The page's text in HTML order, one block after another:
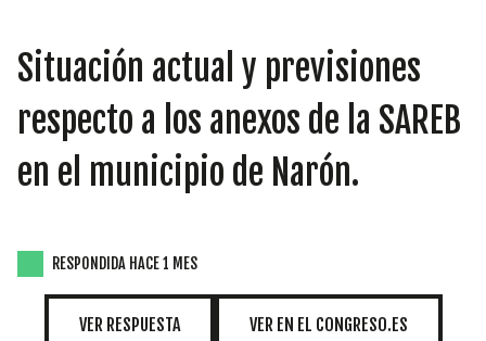
INICIATIVAS
Situación actual y previsiones
respecto a los anexos de la SAREB
en el municipio de Narón.
RESPONDIDA HACE 1 MES
VER RESPUESTA VER EN EL CONGRESO.ES